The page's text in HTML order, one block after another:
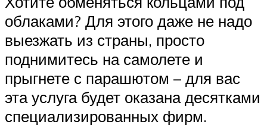
облаками? Для этого даже не надо
выезжать из страны, просто
поднимитесь на самолете и
прыгнете с парашютом – для вас
эта услуга будет оказана десятками
специализированных фирм.